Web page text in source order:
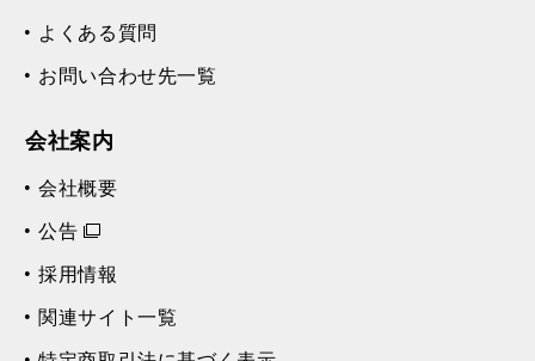
よくある質問
お問い合わせ先一覧
会社案内
会社概要
公告
採用情報
関連サイト一覧